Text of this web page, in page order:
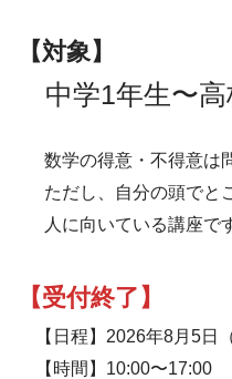
【対象】
中学1年生〜
数学の得意・不得意は
ただし、自分の頭でと
人に向いている講座で
【受付終了】
【日程】2026年8月5日
【時間】10:00〜17:00